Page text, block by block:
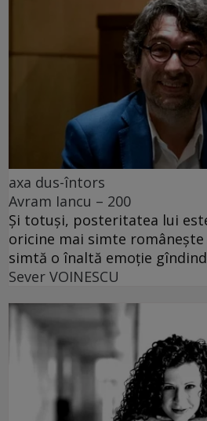
axa dus-întors
Avram Iancu – 200
Și totuși, posteritatea lui
oricine mai simte
simtă o înaltă emoție
Sever VOINESCU